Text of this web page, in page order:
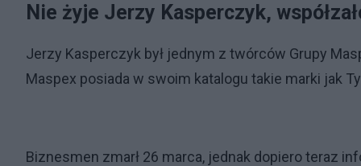
Nie żyje Jerzy Kasperczyk,
Jerzy Kasperczyk był jednym z twórców Grupy
Maspex posiada w swoim katalogu takie marki jak
Biznesmen zmarł 26 marca, jednak dopiero teraz